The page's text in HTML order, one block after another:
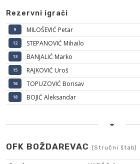
Rezervni igrači
9 MILOŠEVIĆ Petar
12 STEPANOVIĆ Mihailo
13 BANJALIĆ Marko
15 RAJKOVIĆ Uroš
16 TOPUZOVIĆ Borisav
18 BOJIĆ Aleksandar
OFK BOŽDAREVAC (Stručni štab)